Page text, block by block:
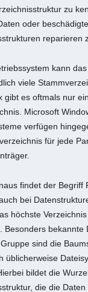
zu
oder beschädigte
reparieren
kann
viele
gibt es oftmals nur ein
Microsoft
verfügen
für jede
findet der Begriff
bei
höchste
Besonders bekannte
sind die
üblicherweise
bildet die
die die Daten